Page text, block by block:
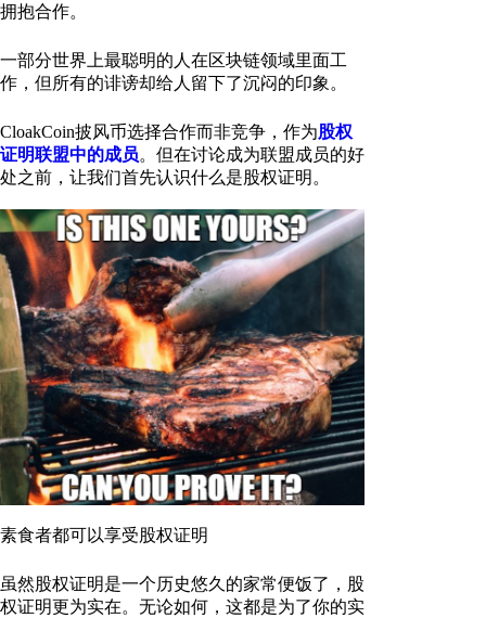
拥抱合作。
一部分世界上最聪明的人在区块链领域里面工
作，但所有的诽谤却给人留下了沉闷的印象。
CloakCoin披风币选择合作而非竞争，作为股权
证明联盟中的成员。但在讨论成为联盟成员的好
处之前，让我们首先认识什么是股权证明。
素食者都可以享受股权证明
虽然股权证明是一个历史悠久的家常便饭了，股
权证明更为实在。无论如何，这都是为了你的实